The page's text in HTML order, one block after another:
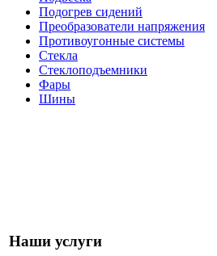
Подогрев сидений
Преобразователи напряжения
Противоугонные системы
Стекла
Стеклоподъемники
Фары
Шины
Наши услуги